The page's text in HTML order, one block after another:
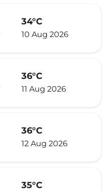
34°C
10 Aug 2026
36°C
11 Aug 2026
36°C
12 Aug 2026
35°C